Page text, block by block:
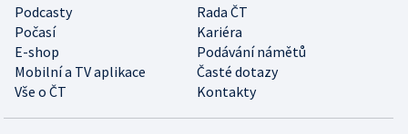
Podcasty
Rada ČT
Počasí
Kariéra
E-shop
Podávání námětů
Mobilní a TV aplikace
Časté dotazy
Vše o ČT
Kontakty